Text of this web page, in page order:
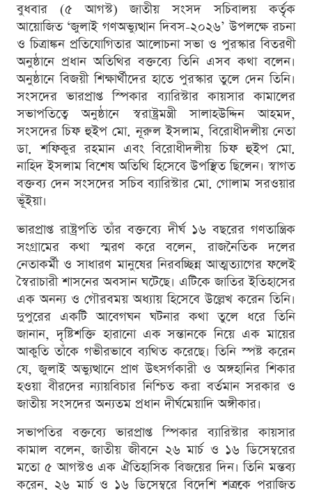
বুধবার (৫ আগস্ট) জাতীয় সংসদ সচিবালয় কর্তৃক
আয়োজিত ‘জুলাই গণঅভ্যুত্থান দিবস-২০২৬’ উপলক্ষে রচনা
ও চিত্রাঙ্কন প্রতিযোগিতার আলোচনা সভা ও পুরস্কার বিতরণী
অনুষ্ঠানে প্রধান অতিথির বক্তব্যে তিনি এসব কথা বলেন।
অনুষ্ঠানে বিজয়ী শিক্ষার্থীদের হাতে পুরস্কার তুলে দেন তিনি।
সংসদের ভারপ্রাপ্ত স্পিকার ব্যারিস্টার কায়সার কামালের
সভাপতিত্বে অনুষ্ঠানে স্বরাষ্ট্রমন্ত্রী সালাহউদ্দিন আহমদ,
সংসদের চিফ হুইপ মো. নূরুল ইসলাম, বিরোধীদলীয় নেতা
ডা. শফিকুর রহমান এবং বিরোধীদলীয় চিফ হুইপ মো.
নাহিদ ইসলাম বিশেষ অতিথি হিসেবে উপস্থিত ছিলেন। স্বাগত
বক্তব্য দেন সংসদের সচিব ব্যারিস্টার মো. গোলাম সরওয়ার
ভূঁইয়া।
ভারপ্রাপ্ত রাষ্ট্রপতি তাঁর বক্তব্যে দীর্ঘ ১৬ বছরের গণতান্ত্রিক
সংগ্রামের কথা স্মরণ করে বলেন, রাজনৈতিক দলের
নেতাকর্মী ও সাধারণ মানুষের নিরবচ্ছিন্ন আত্মত্যাগের ফলেই
স্বৈরাচারী শাসনের অবসান ঘটেছে। এটিকে জাতির ইতিহাসের
এক অনন্য ও গৌরবময় অধ্যায় হিসেবে উল্লেখ করেন তিনি।
দুপুরের একটি আবেগঘন ঘটনার কথা তুলে ধরে তিনি
জানান, দৃষ্টিশক্তি হারানো এক সন্তানকে নিয়ে এক মায়ের
আকুতি তাঁকে গভীরভাবে ব্যথিত করেছে। তিনি স্পষ্ট করেন
যে, জুলাই অভ্যুত্থানে প্রাণ উৎসর্গকারী ও অঙ্গহানির শিকার
হওয়া বীরদের ন্যায়বিচার নিশ্চিত করা বর্তমান সরকার ও
জাতীয় সংসদের অন্যতম প্রধান দীর্ঘমেয়াদি অঙ্গীকার।
সভাপতির বক্তব্যে ভারপ্রাপ্ত স্পিকার ব্যারিস্টার কায়সার
কামাল বলেন, জাতীয় জীবনে ২৬ মার্চ ও ১৬ ডিসেম্বরের
মতো ৫ আগস্টও এক ঐতিহাসিক বিজয়ের দিন। তিনি মন্তব্য
করেন, ২৬ মার্চ ও ১৬ ডিসেম্বরে বিদেশি শত্রুকে পরাজিত